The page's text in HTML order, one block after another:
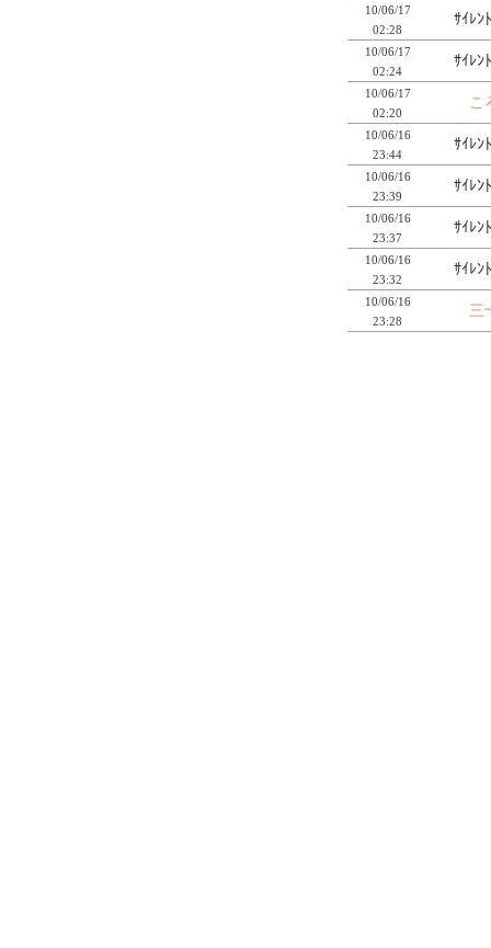
10/06/17
02:28
ｻｲﾚﾝ
10/06/17
02:24
ｻｲﾚﾝ
10/06/17
02:20
こ
10/06/16
23:44
ｻｲﾚﾝ
10/06/16
23:39
ｻｲﾚﾝ
10/06/16
23:37
ｻｲﾚﾝ
10/06/16
23:32
ｻｲﾚﾝ
10/06/16
23:28
三